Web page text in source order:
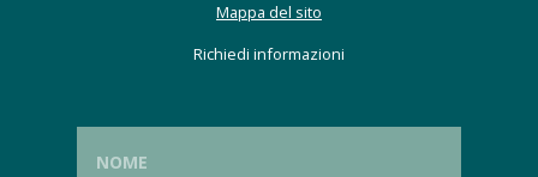
Mappa del sito
Richiedi informazioni